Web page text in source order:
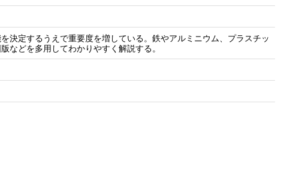
決定するうえで重要度を増している。鉄やアルミニウム、プラスチッ
などを多用してわかりやすく解説する。